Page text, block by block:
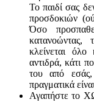
Το παιδί σας
προσδοκιών
Όσο
κατανοώντας,
κλείνεται
αντιδρά, κάτι
του από
πραγματικά
Αγαπήστε το